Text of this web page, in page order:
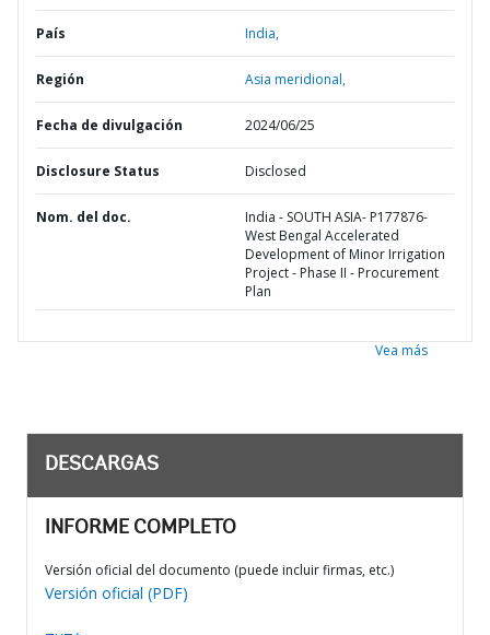
País India,
Región Asia meridional,
Fecha de divulgación 2024/06/25
Disclosure Status Disclosed
Nom. del doc.
India - SOUTH ASIA- P177876-
West Bengal Accelerated
Development of Minor Irrigation
Project - Phase II - Procurement
Plan
Vea más
DESCARGAS
INFORME COMPLETO
Versión oficial del documento (puede incluir firmas, etc.)
Versión oficial (PDF)